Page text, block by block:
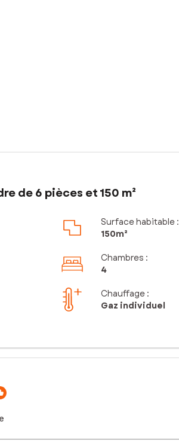
de 6 pièces et 150 m²
Surface habitable :
150m²
Chambres :
4
Chauffage :
Gaz individuel